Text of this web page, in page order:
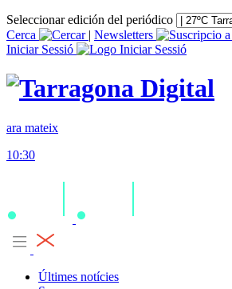
Seleccionar edición del periódico
Cerca
| Newsletters
Iniciar Sessió
ara mateix
10:30
Últimes notícies